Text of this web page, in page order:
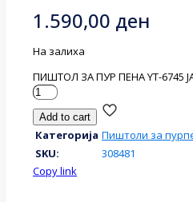
1.590,00 ден
На залиха
ПИШТОЛ ЗА ПУР ПЕНА YT-6745
Add to cart
Категорија Пиштоли за
SKU:
308481
Copy link